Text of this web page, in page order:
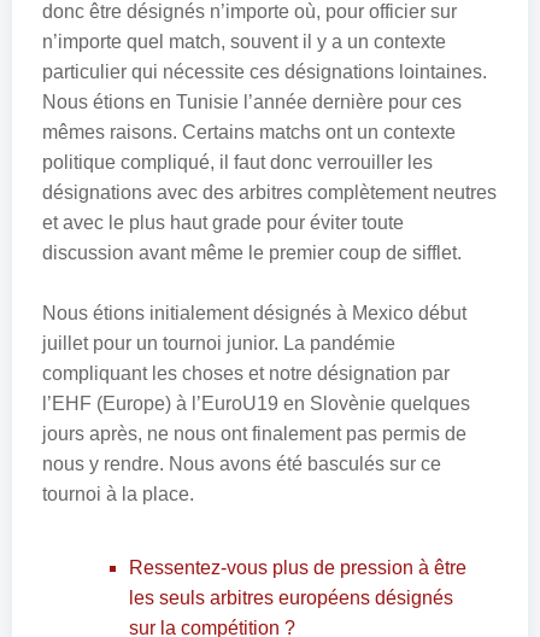
donc être désignés n’importe où, pour officier sur
n’importe quel match, souvent il y a un contexte
particulier qui nécessite ces désignations lointaines.
Nous étions en Tunisie l’année dernière pour ces
mêmes raisons. Certains matchs ont un contexte
politique compliqué, il faut donc verrouiller les
désignations avec des arbitres complètement neutres
et avec le plus haut grade pour éviter toute
discussion avant même le premier coup de sifflet.
Nous étions initialement désignés à Mexico début
juillet pour un tournoi junior. La pandémie
compliquant les choses et notre désignation par
l’EHF (Europe) à l’EuroU19 en Slovènie quelques
jours après, ne nous ont finalement pas permis de
nous y rendre. Nous avons été basculés sur ce
tournoi à la place.
Ressentez-vous plus de pression à être
les seuls arbitres européens désignés
sur la compétition ?